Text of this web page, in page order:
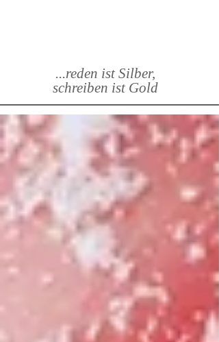
...reden ist Silber,
schreiben ist Gold